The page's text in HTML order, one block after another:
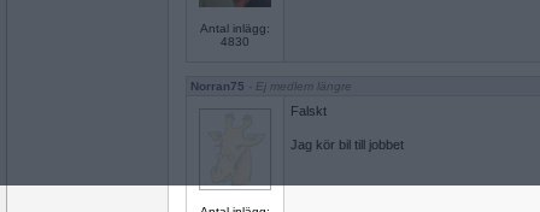
Antal inlägg:
4830
Norran75 - Ej medlem längre
Falskt
Jag kör bil till jobbet